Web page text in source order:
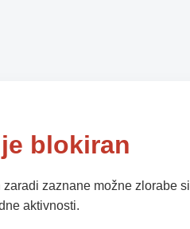
blokiran
zaznane možne zlorabe
aktivnosti.